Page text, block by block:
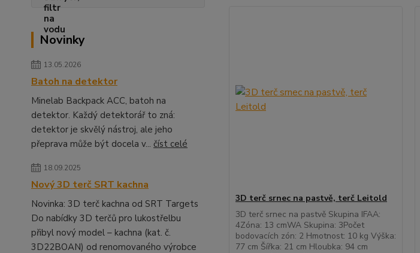
Novinky
13.05.2026
Batoh na detektor
Minelab Backpack ACC, batoh na
detektor. Každý detektorář to zná:
detektor je skvělý nástroj, ale jeho
přeprava může být docela v... číst celé
18.09.2025
Nový 3D terč SRT kachna
Novinka: 3D terč kachna od SRT Targets
Do nabídky 3D terčů pro lukostřelbu
přibyl nový model – kachna (kat. č.
3D22BOAN) od renomovaného výrobce
3D terč srnec na pastvě, terč Leitold
3D terč srnec na pastvě Skupina IFAA:
4Zóna: 13 cmWA Skupina: 3Počet
bodovacích zón: 2 Hmotnost: 10 kg Výška:
77 cm Šířka: 21 cm Hloubka: 94 cm